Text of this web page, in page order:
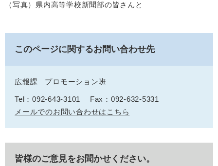
（写真）県内高等学校新聞部の皆さんと
このページに関するお問い合わせ先
広報課 プロモーション班
Tel：092-643-3101
Fax：092-632-5331
メールでのお問い合わせはこちら
皆様のご意見をお聞かせください。